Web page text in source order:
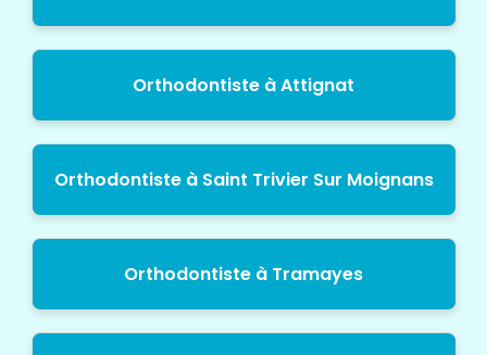
Orthodontiste à Attignat
Orthodontiste à Saint Trivier Sur Moignans
Orthodontiste à Tramayes